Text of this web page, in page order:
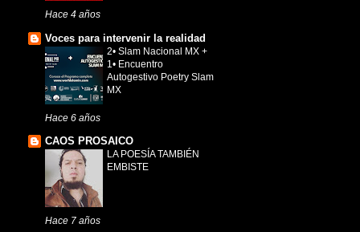
Hace 4 años
Voces para intervenir la realidad
2• Slam Nacional MX +
1• Encuentro
Autogestivo Poetry Slam
MX
Hace 6 años
CAOS PROSAICO
LA POESÍA TAMBIÉN
EMBISTE
Hace 7 años